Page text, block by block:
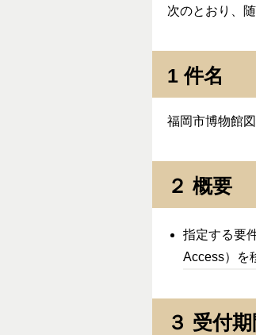
次のとおり、
1 件名
福岡市博物館
２ 概要
指定する要
Access）を
３ 受付期